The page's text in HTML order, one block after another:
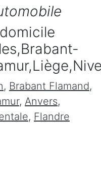
, Brabant Flamand,
, Anvers,
, Flandre